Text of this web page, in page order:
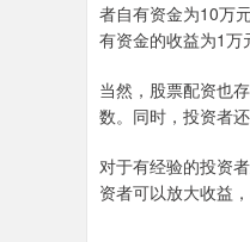
者自有资金为10万元
有资金的收益为1万
当然，股票配资也
数。同时，投资者
对于有经验的投资
资者可以放大收益